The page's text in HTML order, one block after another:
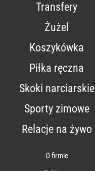
Transfery
Żużel
Koszykówka
Piłka ręczna
Skoki narciarskie
Sporty zimowe
Relacje na żywo
O firmie